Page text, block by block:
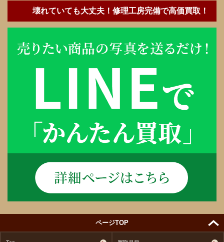
壊れていても大丈夫！修理工房完備で高価買取！
ページTOP